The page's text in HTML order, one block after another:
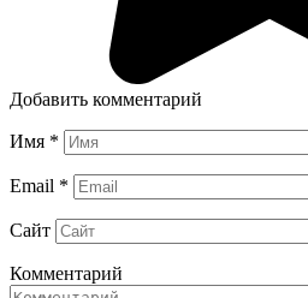
Добавить комментарий
Имя *
Email *
Сайт
Комментарий